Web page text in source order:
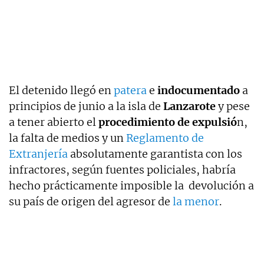
El detenido llegó enpaterae indocumentado a
principios de junio a la isla de Lanzarotey pese
a tener abierto elprocedimiento de expulsión,
la falta de medios y un Reglamento de
Extranjería absolutamente garantista con los
infractores, según fuentes policiales, habría
hecho prácticamente imposible la devolución a
su país de origen del agresor de la menor.